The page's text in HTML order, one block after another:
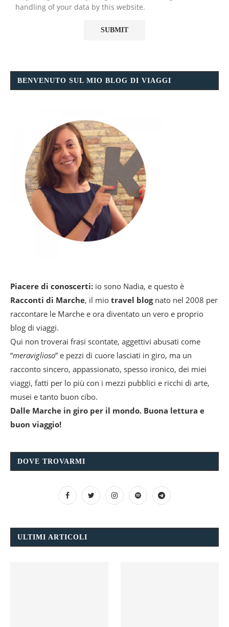
handling of your data by this website.
BENVENUTO SUL MIO BLOG DI VIAGGI
Piacere di conoscerti: io sono Nadia, e questo è
Racconti di Marche, il mio travel blognato nel 2008 per
raccontare le Marche e ora diventato un vero e proprio
blog di viaggi.
Qui non troverai frasi scontate, aggettivi abusati come
“meraviglioso” e pezzi di cuore lasciati in giro, ma un
racconto sincero, appassionato, spesso ironico, dei miei
viaggi, fatti per lo più con i mezzi pubblici e ricchi di arte,
musei e tanto buon cibo.
Dalle Marche in giro per il mondo. Buona lettura e
buon viaggio!
DOVE TROVARMI
ULTIMI ARTICOLI